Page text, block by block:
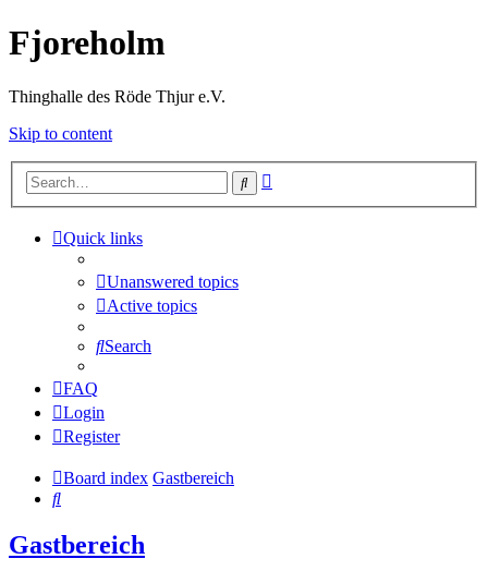
Fjoreholm
Thinghalle des Röde Thjur e.V.
Skip to content
Search
Quick links
Unanswered topics
Active topics
Search
FAQ
Login
Register
Board index Gastbereich
Search
Gastbereich